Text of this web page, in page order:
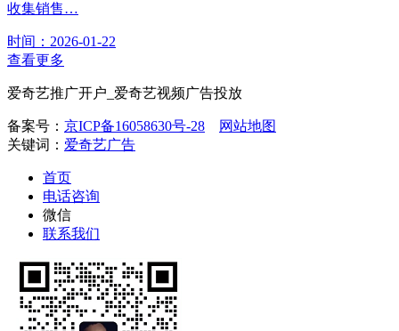
收集销售…
时间：2026-01-22
查看更多
爱奇艺推广开户_爱奇艺视频广告投放
备案号： 京ICP备16058630号-28
网站地图
关键词： 爱奇艺广告
首页
电话咨询
微信
联系我们